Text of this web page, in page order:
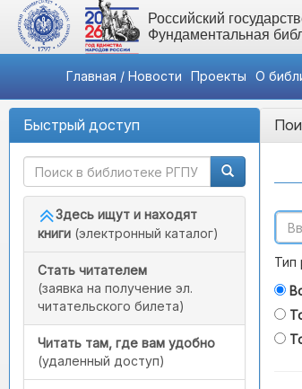
Российский
Фундаментальная
Главная / Новости Проекты О
Быстрый доступ
Здесь ищут и находят
книги (электронный каталог)
Стать читателем
(заявка на получение эл.
читательского билета)
Читать там, где вам удобно
(удаленный доступ)
Тип